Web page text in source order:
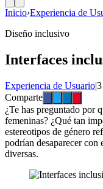
Inicio›Experiencia de
Diseño inclusivo
Interfaces
Experiencia de Usuario|
Comparte
¿Te has preguntado por
femeninas? ¿Qué tan
estereotipos de género
podrían desaparecer
diversas.